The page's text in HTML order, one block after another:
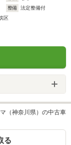
整備
法定整備付
区
（神奈川県）の中古車
る